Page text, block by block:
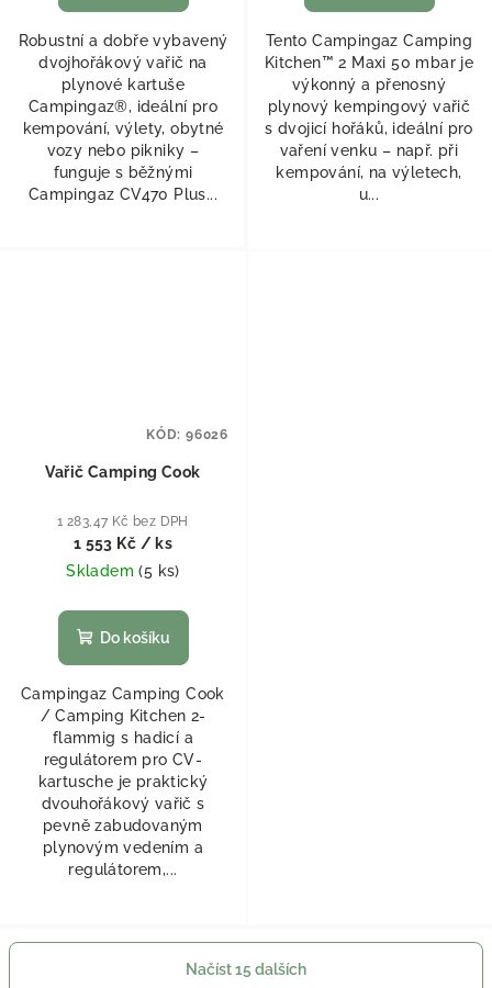
Robustní a dobře vybavený
dvojhořákový vařič na
plynové kartuše
Campingaz®, ideální pro
kempování, výlety, obytné
vozy nebo pikniky –
funguje s běžnými
Campingaz CV470 Plus...
Tento Campingaz Camping
Kitchen™ 2 Maxi 50 mbar je
výkonný a přenosný
plynový kempingový vařič
s dvojicí hořáků, ideální pro
vaření venku – např. při
kempování, na výletech,
u...
Vařič Camping Cook
1 283,47 Kč bez DPH
1 553 Kč / ks
Skladem(5 ks)
Do košíku
Campingaz Camping Cook
/ Camping Kitchen 2-
flammig s hadicí a
regulátorem pro CV-
kartusche je praktický
dvouhořákový vařič s
pevně zabudovaným
plynovým vedením a
regulátorem,...
KÓD: 96026
Načíst 15 dalších